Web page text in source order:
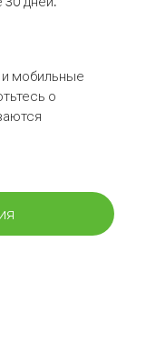
и мобильные
о